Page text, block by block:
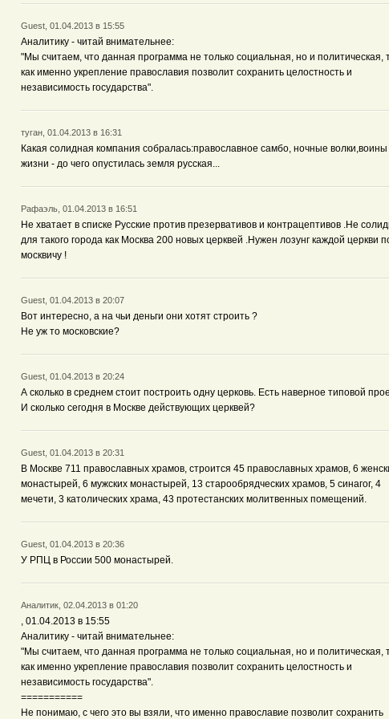
Guest, 01.04.2013 в 15:55
Аналитику - читай внимательнее:
"Мы считаем, что данная программа не только социальная, но и политическая,
как именно укрепление православия позволит сохранить целостность и
независимость государства".
туган, 01.04.2013 в 16:31
Какая солидная компания собралась:православное самбо, ночные волки,воины
жизни - до чего опустилась земля русская...
Рафаэль, 01.04.2013 в 16:51
Не хватает в списке Русские против презервативов и контрацептивов .Не
для такого города как Москва 200 новых церквей .Нужен лозунг каждой церкви
москвичу !
Guest, 01.04.2013 в 20:07
Вот интересно, а на чьи деньги они хотят строить ?
Не уж то московские?
Guest, 01.04.2013 в 20:24
А сколько в среднем стоит построить одну церковь. Есть наверное типовой
И сколько сегодня в Москве действующих церквей?
Guest, 01.04.2013 в 20:31
В Москве 711 православных храмов, строится 45 православных храмов, 6
монастырей, 6 мужских монастырей, 13 старообрядческих храмов, 5 синагог, 4
мечети, 3 католических храма, 43 протестанских молитвенных помещений.
Guest, 01.04.2013 в 20:36
У РПЦ в России 500 монастырей.
Аналитик, 02.04.2013 в 01:20
, 01.04.2013 в 15:55
Аналитику - читай внимательнее:
"Мы считаем, что данная программа не только социальная, но и политическая,
как именно укрепление православия позволит сохранить целостность и
независимость государства".
===========
Не понимаю, с чего это вы взяли, что именно православие позволит сохранить